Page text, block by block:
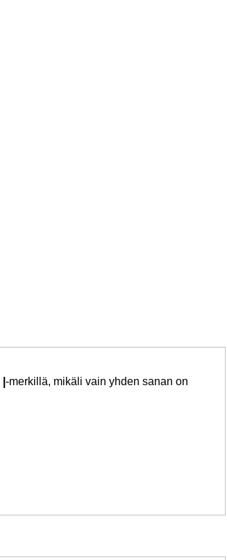
-merkillä, mikäli vain yhden sanan on